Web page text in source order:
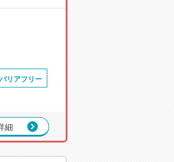
バリアフリー
細